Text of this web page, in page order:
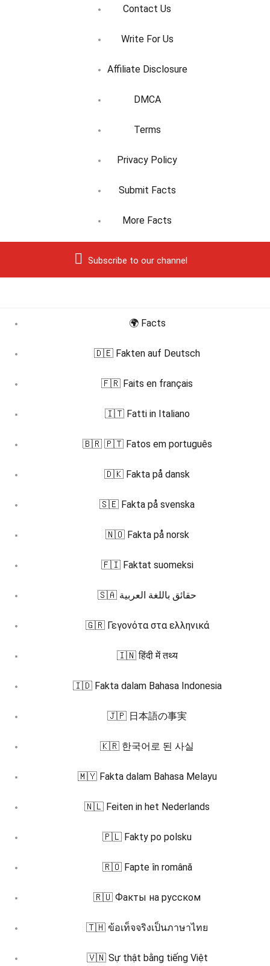
Contact Us
Write For Us
Affiliate Disclosure
DMCA
Terms
Privacy Policy
Submit Facts
More Facts
Subscribe to our channel
🌍 Facts
🇩🇪 Fakten auf Deutsch
🇫🇷 Faits en français
🇮🇹 Fatti in Italiano
🇧🇷 🇵🇹 Fatos em português
🇩🇰 Fakta på dansk
🇸🇪 Fakta på svenska
🇳🇴 Fakta på norsk
🇫🇮 Faktat suomeksi
🇸🇦 حقائق باللغة العربية
🇬🇷 Γεγονότα στα ελληνικά
🇮🇳 हिंदी में तथ्य
🇮🇩 Fakta dalam Bahasa Indonesia
🇯🇵 日本語の事実
🇰🇷 한국어로 된 사실
🇲🇾 Fakta dalam Bahasa Melayu
🇳🇱 Feiten in het Nederlands
🇵🇱 Fakty po polsku
🇷🇴 Fapte în română
🇷🇺 Факты на русском
🇹🇭 ข้อเท็จจริงเป็นภาษาไทย
🇻🇳 Sự thật bằng tiếng Việt